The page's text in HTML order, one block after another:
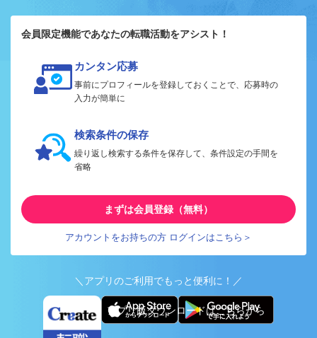
会員限定機能であなたの転職活動をアシスト！
カンタン応募
事前にプロフィールを登録しておくことで、応募時の
入力が簡単に
検索条件の保存
繰り返し検索する条件を保存して、条件設定の手間を
省略
まずは会員登録（無料）
アカウントをお持ちの方 ログインはこちら＞
＼アプリのご利用でもっと便利に！／
アプリ版ダウンロードはこちらから